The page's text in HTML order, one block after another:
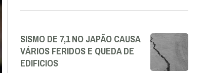
SISMO DE 7,1 NO JAPÃO CAUSA
VÁRIOS FERIDOS E QUEDA DE
EDIFICIOS